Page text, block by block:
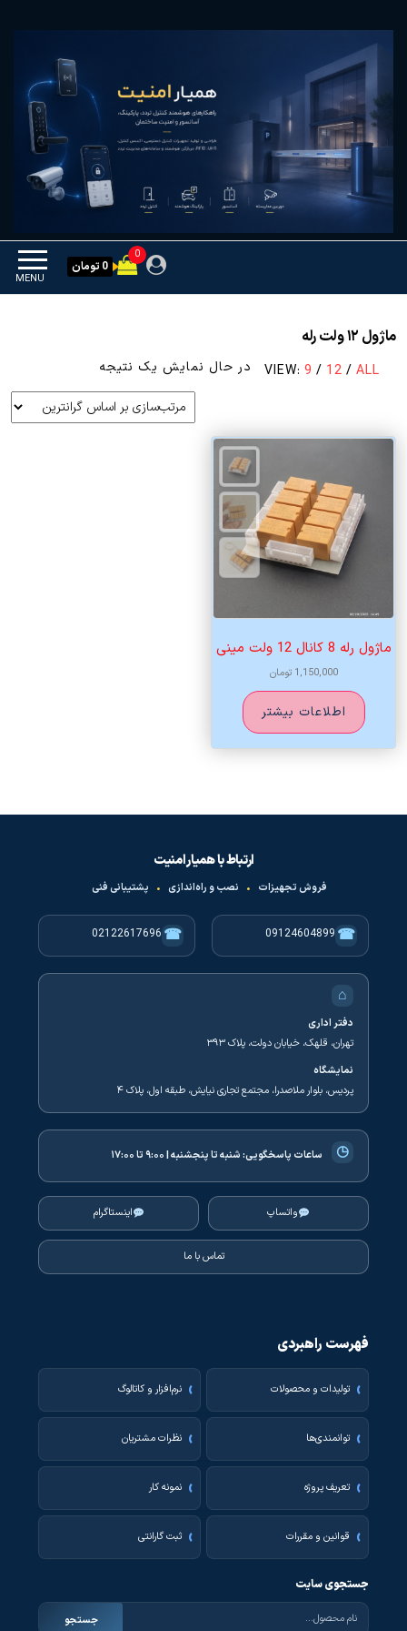
همیار امنیت
MENU
0
0 تومان
ماژول ۱۲ ولت رله
VIEW: 9 / 12 / ALL در حال نمایش یک نتیجه
ماژول رله 8 کانال 12 ولت مینی
1,150,000 تومان
اطلاعات بیشتر
ارتباط با همیار امنیت
فروش تجهیزات • نصب و راه‌اندازی • پشتیبانی فنی
☎
09124604899
☎
02122617696
⌂
دفتر اداری
تهران، قلهک، خیابان دولت، پلاک ۳۹۳
نمایشگاه
پردیس، بلوار ملاصدرا، مجتمع تجاری نیایش، طبقه اول، پلاک ۴
◷ ساعات پاسخگویی:شنبه تا پنجشنبه | ۹:۰۰ تا ۱۷:۰۰
واتساپ اینستاگرام
تماس با ما
فهرست راهبردی
تولیدات و محصولات نرم‌افزار و کاتالوگ
توانمندی‌ها نظرات مشتریان
تعریف پروژه نمونه کار
قوانین و مقررات ثبت گارانتی
جستجوی سایت
جستجو